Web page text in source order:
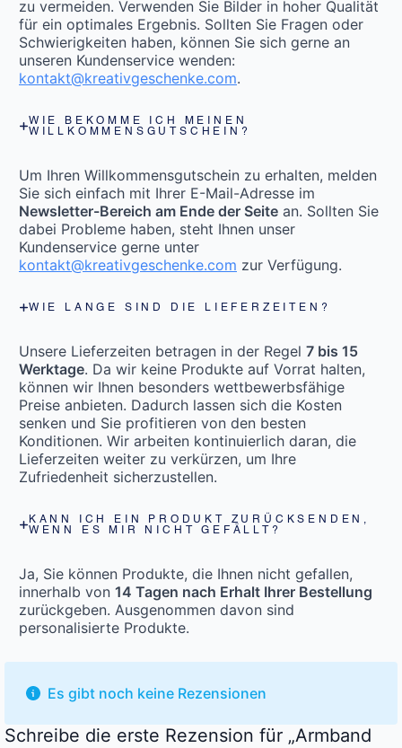
zu vermeiden. Verwenden Sie Bilder in hoher Qualität
für ein optimales Ergebnis. Sollten Sie Fragen oder
Schwierigkeiten haben, können Sie sich gerne an
unseren Kundenservice wenden:
kontakt@kreativgeschenke.com.
WIE BEKOMME ICH MEINEN
WILLKOMMENSGUTSCHEIN?
Um Ihren Willkommensgutschein zu erhalten, melden
Sie sich einfach mit Ihrer E-Mail-Adresse im
Newsletter-Bereich am Ende der Seite an. Sollten Sie
dabei Probleme haben, steht Ihnen unser
Kundenservice gerne unter
kontakt@kreativgeschenke.com zur Verfügung.
WIE LANGE SIND DIE LIEFERZEITEN?
Unsere Lieferzeiten betragen in der Regel 7 bis 15
Werktage. Da wir keine Produkte auf Vorrat halten,
können wir Ihnen besonders wettbewerbsfähige
Preise anbieten. Dadurch lassen sich die Kosten
senken und Sie profitieren von den besten
Konditionen. Wir arbeiten kontinuierlich daran, die
Lieferzeiten weiter zu verkürzen, um Ihre
Zufriedenheit sicherzustellen.
KANN ICH EIN PRODUKT ZURÜCKSENDEN,
WENN ES MIR NICHT GEFÄLLT?
Ja, Sie können Produkte, die Ihnen nicht gefallen,
innerhalb von 14 Tagen nach Erhalt Ihrer Bestellung
zurückgeben. Ausgenommen davon sind
personalisierte Produkte.
Es gibt noch keine Rezensionen
Schreibe die erste Rezension für „Armband